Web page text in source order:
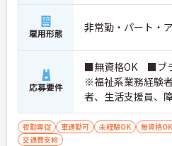
ます。年間休日も114日確保されて
なく長期的なキャリアを築いていた
・全施設がバリアフリー設計かつ
おり、清潔感にあふれた美しい環
に加え、ソフト面でも「献立の事
備」により現場の負担が大幅に軽減
ご利用者様の安全性はもちろん、
っても身体的負担が少なく、高いモ
保って業務に集中できます。
雇用形態 非常勤・パート・
応募要件
■無資格OK ■ブ
※福祉系業務経験
者、生活支援員、
員、生活相談員等
夜勤専従 車通勤可 未経験OK 無資格OK
交通費支給